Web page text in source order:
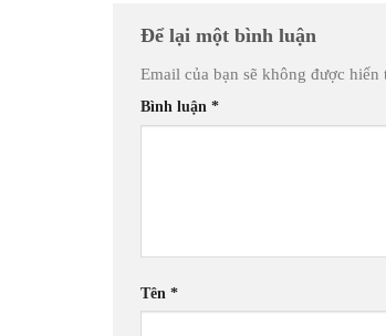
Để lại một bình luận
Email của bạn sẽ không được hiển
Bình luận *
Tên *